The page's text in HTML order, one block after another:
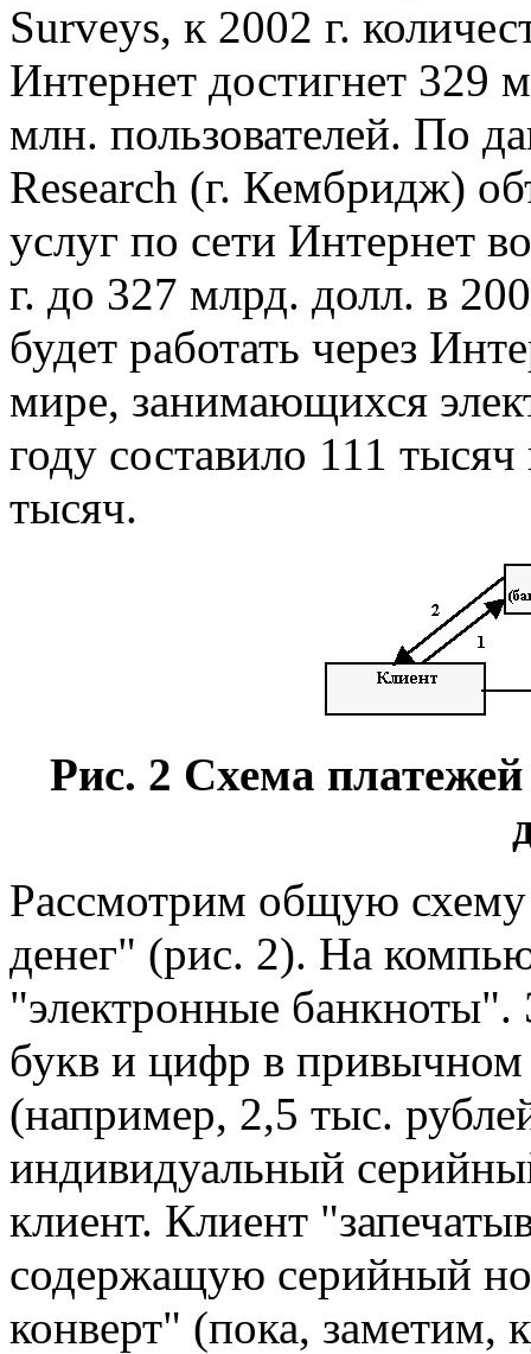
Surveys, к 2002 г.
Интернет достигнет 329
млн. пользователей. По
Research (г. Кембридж)
услуг по сети Интернет
г. до 327 млрд. долл. в
будет работать через
мире, занимающихся
году составило 111
тысяч.
Рис. 2 Схема
Рассмотрим общую
денег" (рис. 2). На
"электронные банкноты".
букв и цифр в
(например, 2,5 тыс.
индивидуальный
клиент. Клиент
содержащую серийный
конверт" (пока,